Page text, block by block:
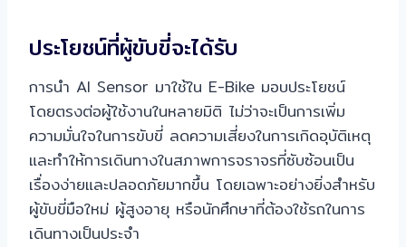
ประโยชน์ที่ผู้ขับขี่จะได้รับ
การนำ AI Sensor มาใช้ใน E-Bike มอบประโยชน์
โดยตรงต่อผู้ใช้งานในหลายมิติ ไม่ว่าจะเป็นการเพิ่ม
ความมั่นใจในการขับขี่ ลดความเสี่ยงในการเกิดอุบัติเหตุ
และทำให้การเดินทางในสภาพการจราจรที่ซับซ้อนเป็น
เรื่องง่ายและปลอดภัยมากขึ้น โดยเฉพาะอย่างยิ่งสำหรับ
ผู้ขับขี่มือใหม่ ผู้สูงอายุ หรือนักศึกษาที่ต้องใช้รถในการ
เดินทางเป็นประจำ